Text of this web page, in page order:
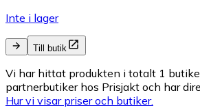
Inte i lager
Till butik
Vi har hittat produkten i totalt 1
partnerbutiker hos Prisjakt och har
Hur vi visar priser och butiker.